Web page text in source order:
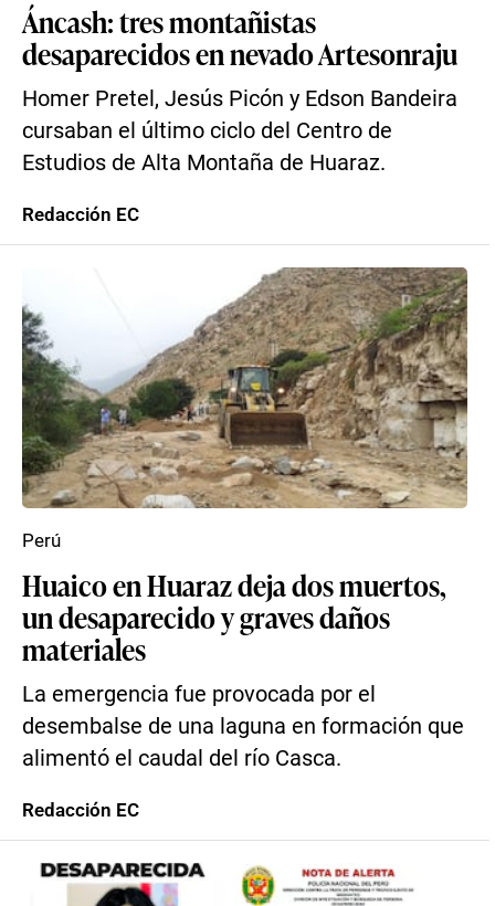
Áncash: tres montañistas
desaparecidos en nevado Artesonraju
Homer Pretel, Jesús Picón y Edson Bandeira
cursaban el último ciclo del Centro de
Estudios de Alta Montaña de Huaraz.
Redacción EC
Huaico en Huaraz deja dos muertos,
un desaparecido y graves daños
materiales
La emergencia fue provocada por el
desembalse de una laguna en formación que
alimentó el caudal del río Casca.
Perú
Redacción EC